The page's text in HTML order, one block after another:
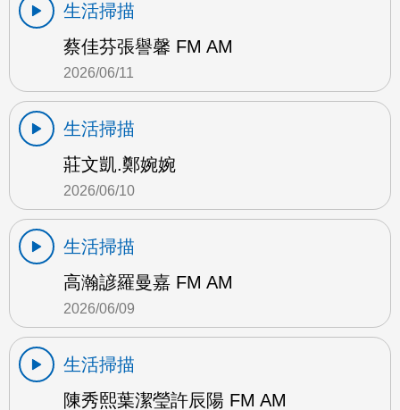
生活掃描
蔡佳芬張譽馨 FM AM
2026/06/11
生活掃描
莊文凱.鄭婉婉
2026/06/10
生活掃描
高瀚諺羅曼嘉 FM AM
2026/06/09
生活掃描
陳秀熙葉潔瑩許辰陽 FM AM